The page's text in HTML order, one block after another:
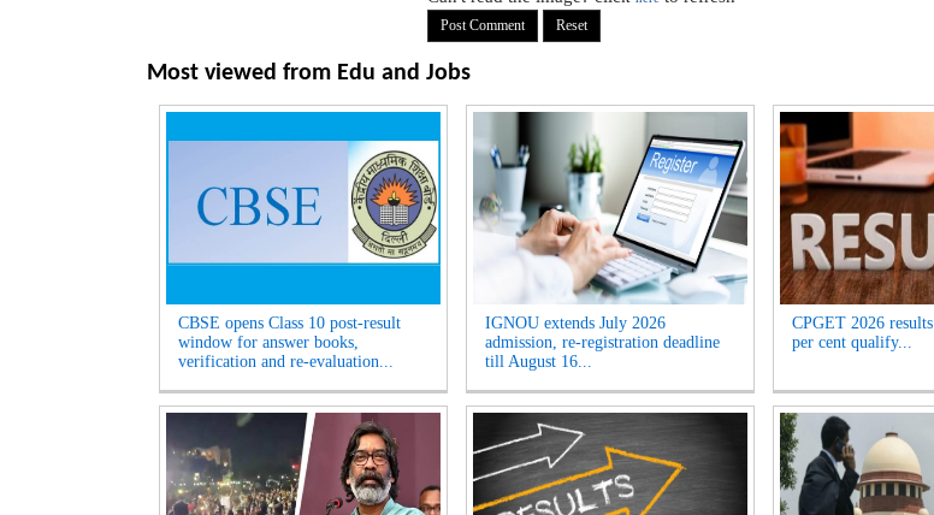
Most viewed from Edu and Jobs
CBSE opens Class 10 post-result
window for answer books,
verification and re-evaluation...
IGNOU extends July 2026
admission, re-registration deadline
till August 16...
CPGET 2026
per cent qualify...